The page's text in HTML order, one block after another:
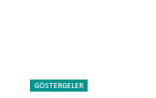
GÖSTERGELER